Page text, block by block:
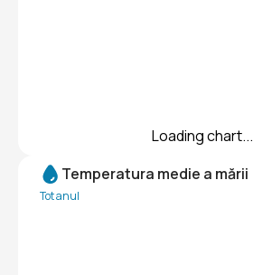
Loading chart...
Temperatura medie a mării
Tot anul